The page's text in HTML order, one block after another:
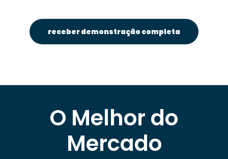
receber demonstração completa
O Melhor do
Mercado